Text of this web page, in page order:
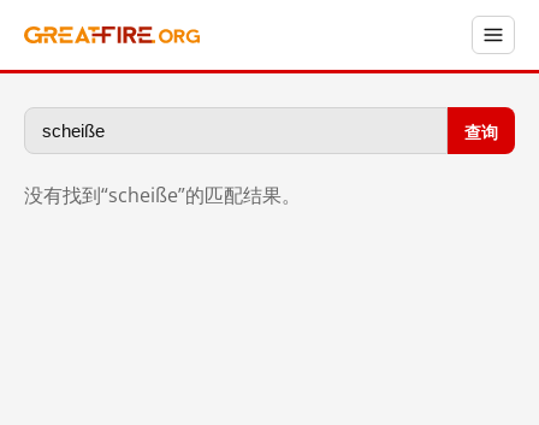
查询
没有找到“scheiße”的匹配结果。